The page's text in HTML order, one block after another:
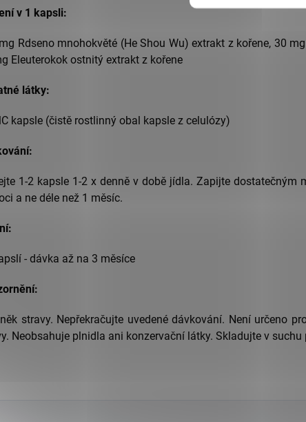
v 1 kapsli:
Rdseno mnohokvěté (He Shou Wu) extrakt z kořene, 30
Eleuterokok ostnitý extrakt z kořene
látky:
kapsle (čistě rostlinný obal kapsle z celulózy)
1-2 kapsle 1-2 x denně v době jídla. Zapijte
a ne déle než 1 měsíc.
- dávka až na 3 měsíce
stravy. Nepřekračujte uvedené dávkování. Není určeno
Neobsahuje plnidla ani konzervační látky. Skladujte v